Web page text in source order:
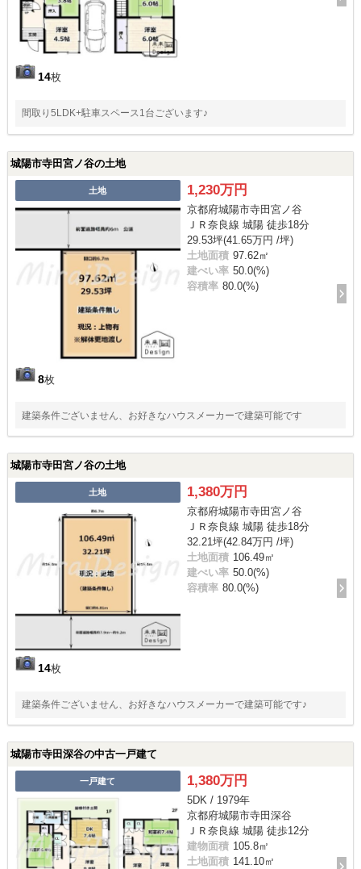
14枚
間取り5LDK+駐車スペース1台ございます♪
城陽市寺田宮ノ谷の土地
土地
8枚
1,230万円
京都府城陽市寺田宮ノ谷
ＪＲ奈良線 城陽 徒歩18分
29.53坪(41.65万円 /坪)
土地面積 97.62㎡
建ぺい率 50.0(%)
容積率 80.0(%)
建築条件ございません、お好きなハウスメーカーで建築可能です
城陽市寺田宮ノ谷の土地
土地
14枚
1,380万円
京都府城陽市寺田宮ノ谷
ＪＲ奈良線 城陽 徒歩18分
32.21坪(42.84万円 /坪)
土地面積 106.49㎡
建ぺい率 50.0(%)
容積率 80.0(%)
建築条件ございません、お好きなハウスメーカーで建築可能です♪
城陽市寺田深谷の中古一戸建て
一戸建て 1,380万円
5DK / 1979年
京都府城陽市寺田深谷
ＪＲ奈良線 城陽 徒歩12分
建物面積 105.8㎡
土地面積 141.10㎡